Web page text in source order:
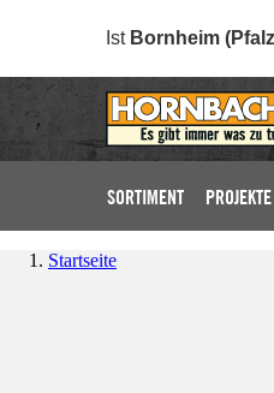
Ist Bornheim
SORTIMENT PROJEKTE
Startseite